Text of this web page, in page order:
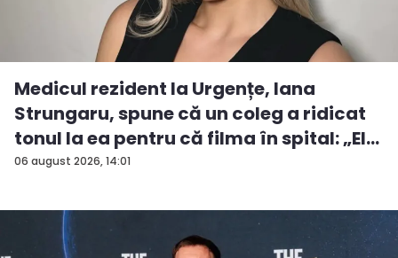
06 august 2026, 14:01
Medicul rezident la Urgențe, Iana
Strungaru, spune că un coleg a ridicat
tonul la ea pentru că filma în spital: „El
a...